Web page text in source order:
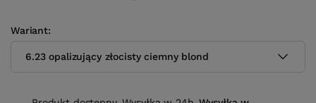
Wariant
6.23 opalizujący złocisty ciemny blond